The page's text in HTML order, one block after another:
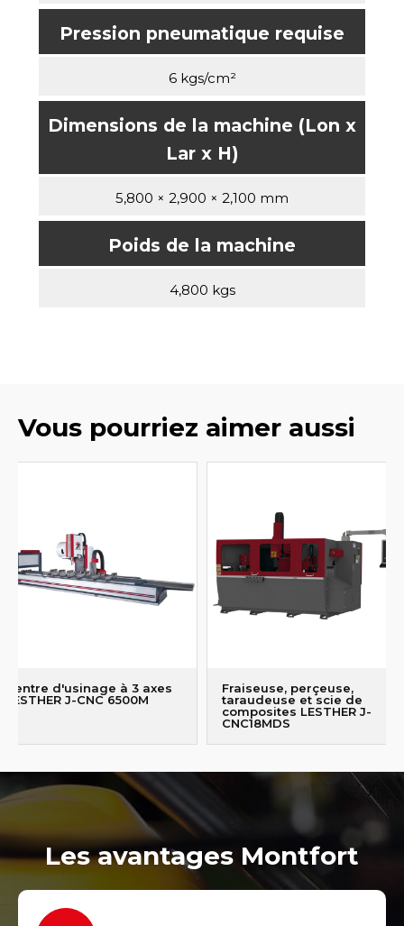
Pression pneumatique requise
6 kgs/cm²
Dimensions de la machine (Lon x
Lar x H)
5,800 × 2,900 × 2,100 mm
Poids de la machine
4,800 kgs
Vous pourriez aimer aussi
Centre d'usinage à 3 axes
LESTHER J-CNC 6500M
Fraiseuse, perçeuse,
taraudeuse et scie de
composites LESTHER J-
CNC18MDS
Les avantages Montfort